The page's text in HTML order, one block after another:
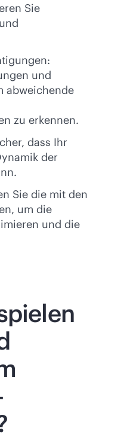
Sie
und
abweichende
zu erkennen.
dass Ihr
der
Sie die mit den
um die
und die